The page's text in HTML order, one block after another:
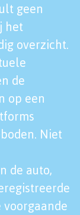
geen
het
overzicht.
de
op een
Niet
de auto,